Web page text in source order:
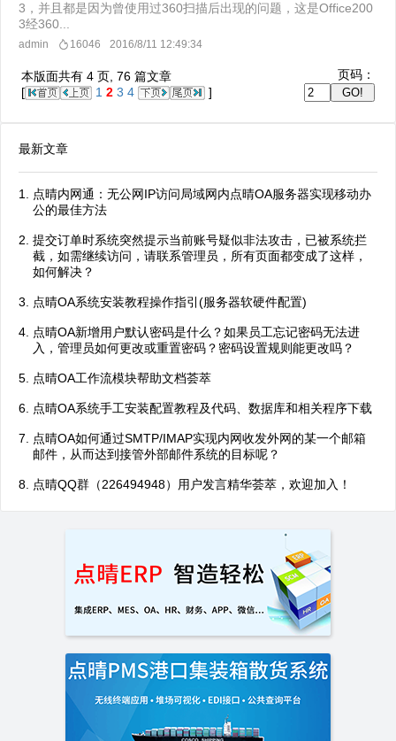
3，并且都是因为曾使用过360扫描后出现的问题，这是Office200
3经360...
admin 16046 2016/8/11 12:49:34
本版面共有 4 页, 76 篇文章
[
1 2 3 4 ]
页码：
最新文章
点晴内网通：无公网IP访问局域网内点晴OA服务器实现移动办
公的最佳方法
提交订单时系统突然提示当前账号疑似非法攻击，已被系统拦
截，如需继续访问，请联系管理员，所有页面都变成了这样，
如何解决？
点晴OA系统安装教程操作指引(服务器软硬件配置)
点晴OA新增用户默认密码是什么？如果员工忘记密码无法进
入，管理员如何更改或重置密码？密码设置规则能更改吗？
点晴OA工作流模块帮助文档荟萃
点晴OA系统手工安装配置教程及代码、数据库和相关程序下载
点晴OA如何通过SMTP/IMAP实现内网收发外网的某一个邮箱
邮件，从而达到接管外部邮件系统的目标呢？
点晴QQ群（226494948）用户发言精华荟萃，欢迎加入！